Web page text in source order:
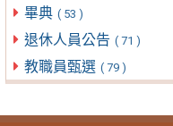
畢典 ( 53 )
退休人員公告 ( 71 )
教職員甄選 ( 79 )